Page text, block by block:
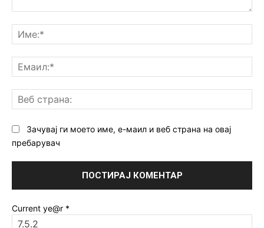
Зачувај ги моето име, е-маил и веб страна на овај
пребарувач
Current ye@r *